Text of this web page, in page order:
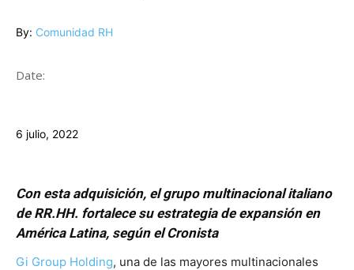
By: Comunidad RH
Date:
6 julio, 2022
Con esta adquisición, el grupo multinacional italiano
de RR.HH. fortalece su estrategia de expansión en
América Latina, según el Cronista
Gi Group Holding, una de las mayores multinacionales